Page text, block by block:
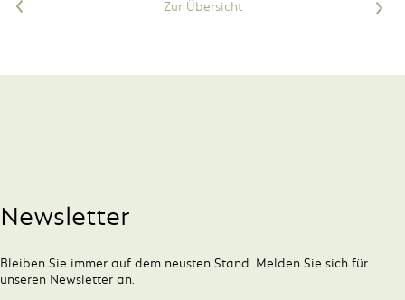
< Zur Übersicht >
Newsletter
Bleiben Sie immer auf dem neusten Stand. Melden Sie sich für
unseren Newsletter an.